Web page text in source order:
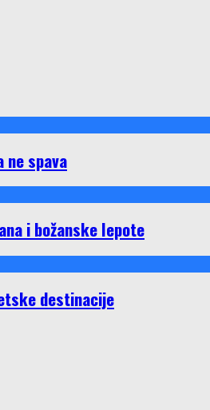
ne spava
i božanske lepote
destinacije